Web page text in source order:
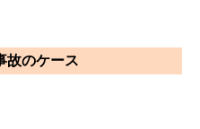
故のケース